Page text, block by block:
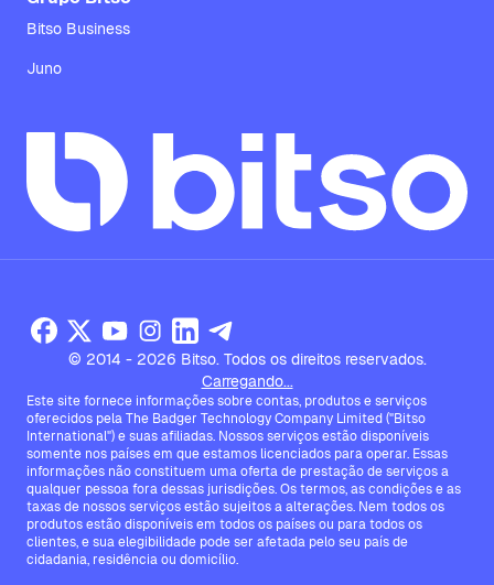
Bitso Business
Juno
© 2014 - 2026 Bitso. Todos os direitos reservados.
Carregando...
Este site fornece informações sobre contas, produtos e serviços
oferecidos pela The Badger Technology Company Limited ("Bitso
International") e suas afiliadas. Nossos serviços estão disponíveis
somente nos países em que estamos licenciados para operar. Essas
informações não constituem uma oferta de prestação de serviços a
qualquer pessoa fora dessas jurisdições. Os termos, as condições e as
taxas de nossos serviços estão sujeitos a alterações. Nem todos os
produtos estão disponíveis em todos os países ou para todos os
clientes, e sua elegibilidade pode ser afetada pelo seu país de
cidadania, residência ou domicílio.